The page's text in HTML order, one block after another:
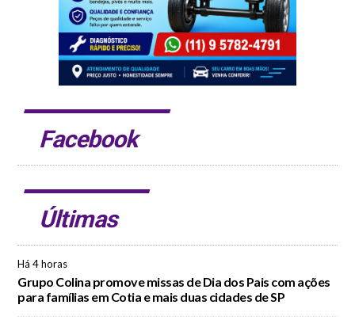
Facebook
Últimas
Há 4 horas
Grupo Colina promove missas de Dia dos Pais com ações
para famílias em Cotia e mais duas cidades de SP